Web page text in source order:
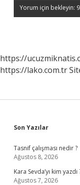
https://
https://lako.com.tr
Sidebar
Son Yazılar
Tasnif çalışması nedir ?
Ağustos 8, 2026
Kara Sevda’yı kim yazdı
Ağustos 7, 2026